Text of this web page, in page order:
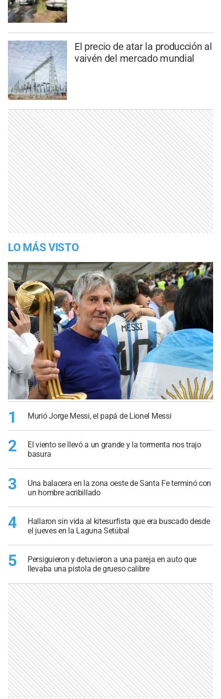
El precio de atar la producción al
vaivén del mercado mundial
LO MÁS VISTO
1 Murió Jorge Messi, el papá de Lionel Messi
2
El viento se llevó a un grande y la tormenta nos trajo
basura
3
Una balacera en la zona oeste de Santa Fe terminó con
un hombre acribillado
4
Hallaron sin vida al kitesurfista que era buscado desde
el jueves en la Laguna Setúbal
5
Persiguieron y detuvieron a una pareja en auto que
llevaba una pistola de grueso calibre